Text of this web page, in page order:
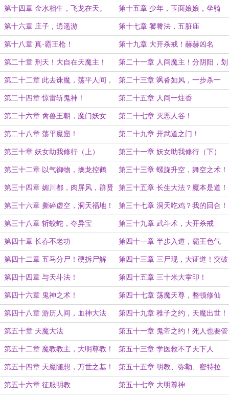
第十四章 金水相生，飞龙在天。 第十五章 少年，玉面娘娘，坐骑
第十六章 庄子，逍遥游 第十七章 饕餮法，五脏庙
第十八章 真-霸王枪！ 第十九章 大开杀戒！赫赫凶名
第二十章 刑天！大自在天魔主！
（均订一万八加更）
第二十一章 人间魔主！分阴阳，划
清浊。
第二十二章 此去诛魔，荡平人间，
大智爱经。
第二十三章 飒沓如风，一步杀一
鬼！
第二十四章 惊雷斩鬼神！ 第二十五章 人间一炷香
第二十六章 禽兽王朝，魔门妖女 第二十七章 灭恶人谷！
第二十八章 荡平魔窟！ 第二十九章 开武道之门！
第三十章 妖女助我修行（上） 第三十一章 妖女助我修行（下）
第三十二章 以气御物，擒龙控鹤 第三十三章 螺旋升空，舞空之术！
第三十四章 媚川都，肉屏风，群贤
毕至
第三十五章 长生大法？魔本是道！
第三十六章 撕碎虚空，洞天福地！
（合一加更）
第三十七章 洞天吃鸡？我的回合！
第三十八章 斩蛟蛇，夺异宝 第三十九章 武斗术，大开杀戒
第四十章 长春不老功 第四十一章 半步入道，霸王色气
第四十二章 五马分尸！硬拆尸解
仙！
第四十三章 三尸现，大证道！突破
失败
第四十四章 与天斗法！ 第四十五章 三十米大掌印！
第四十六章 鬼神之术！ 第四十七章 荡魔天尊，整顿修仙
界！
第四十八章 游历人间，血神大法 第四十九章 稚子之约，天魔出世！
第五十章 天魔大法 第五十一章 鬼帝之约！死人也要管
第五十二章 魔教教主，大明尊教！ 第五十三章 学医救不了天下人
第五十四章 天魔随想，万世之基！ 第五十五章 明教、弥勒、密特拉
第五十六章 征服明教 第五十七章 大明尊神